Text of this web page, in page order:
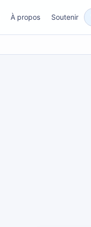
À propos Soutenir